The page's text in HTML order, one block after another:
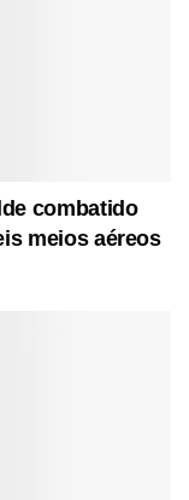
combatido
meios aéreos